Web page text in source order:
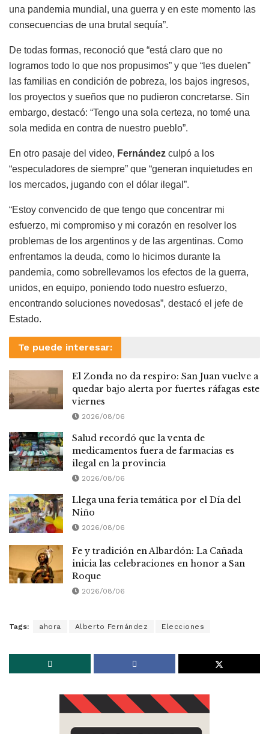
una pandemia mundial, una guerra y en este momento las
consecuencias de una brutal sequía”.
De todas formas, reconoció que “está claro que no
logramos todo lo que nos propusimos” y que “les duelen”
las familias en condición de pobreza, los bajos ingresos,
los proyectos y sueños que no pudieron concretarse. Sin
embargo, destacó: “Tengo una sola certeza, no tomé una
sola medida en contra de nuestro pueblo”.
En otro pasaje del video, Fernández culpó a los
“especuladores de siempre” que “generan inquietudes en
los mercados, jugando con el dólar ilegal”.
“Estoy convencido de que tengo que concentrar mi
esfuerzo, mi compromiso y mi corazón en resolver los
problemas de los argentinos y de las argentinas. Como
enfrentamos la deuda, como lo hicimos durante la
pandemia, como sobrellevamos los efectos de la guerra,
unidos, en equipo, poniendo todo nuestro esfuerzo,
encontrando soluciones novedosas”, destacó el jefe de
Estado.
Te puede interesar:
El Zonda no da respiro: San Juan vuelve a
quedar bajo alerta por fuertes ráfagas este
viernes
2026/08/06
Salud recordó que la venta de
medicamentos fuera de farmacias es
ilegal en la provincia
2026/08/06
Llega una feria temática por el Día del
Niño
2026/08/06
Fe y tradición en Albardón: La Cañada
inicia las celebraciones en honor a San
Roque
2026/08/06
Tags: ahora Alberto Fernández Elecciones